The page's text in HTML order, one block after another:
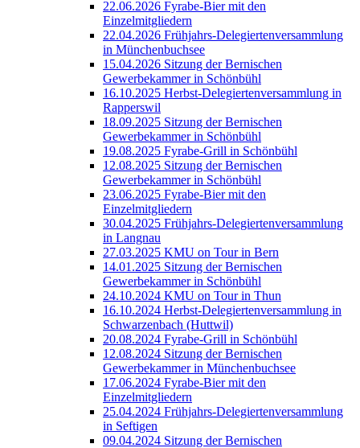
22.06.2026 Fyrabe-Bier mit den
Einzelmitgliedern
22.04.2026 Frühjahrs-Delegiertenversammlung
in Münchenbuchsee
15.04.2026 Sitzung der Bernischen
Gewerbekammer in Schönbühl
16.10.2025 Herbst-Delegiertenversammlung in
Rapperswil
18.09.2025 Sitzung der Bernischen
Gewerbekammer in Schönbühl
19.08.2025 Fyrabe-Grill in Schönbühl
12.08.2025 Sitzung der Bernischen
Gewerbekammer in Schönbühl
23.06.2025 Fyrabe-Bier mit den
Einzelmitgliedern
30.04.2025 Frühjahrs-Delegiertenversammlung
in Langnau
27.03.2025 KMU on Tour in Bern
14.01.2025 Sitzung der Bernischen
Gewerbekammer in Schönbühl
24.10.2024 KMU on Tour in Thun
16.10.2024 Herbst-Delegiertenversammlung in
Schwarzenbach (Huttwil)
20.08.2024 Fyrabe-Grill in Schönbühl
12.08.2024 Sitzung der Bernischen
Gewerbekammer in Münchenbuchsee
17.06.2024 Fyrabe-Bier mit den
Einzelmitgliedern
25.04.2024 Frühjahrs-Delegiertenversammlung
in Seftigen
09.04.2024 Sitzung der Bernischen